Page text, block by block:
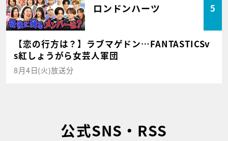
ロンドンハーツ 5
【恋の行方は？】ラブマゲドン…FANTASTICSv
s紅しょうがら女芸人軍団
8月4日(火)放送分
公式SNS・RSS